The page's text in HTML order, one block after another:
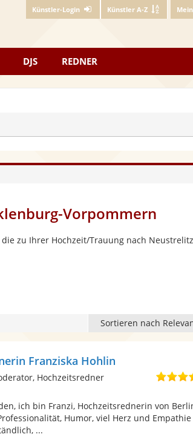
Künstler-Login Künstler A-Z
DJS REDNER
Vorpommern
zu Ihrer Hochzeit/Trauung nach
Franziska Hohlin
Hochzeitsredner
ich bin Franzi, Hochzeitsrednerin von
Humor, viel Herz und
...